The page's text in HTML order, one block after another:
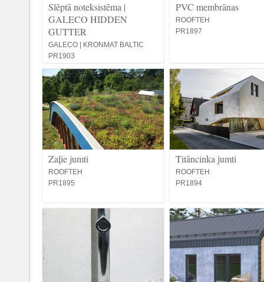
Slēptā noteksistēma |
GALECO HIDDEN
GUTTER
GALECO | KRONMAT BALTIC
PR1903
PVC membrānas
ROOFTEH
PR1897
Zaļie jumti
ROOFTEH
PR1895
Titāncinka jumti
ROOFTEH
PR1894